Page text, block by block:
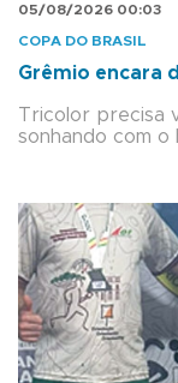
05/08/2026 00:03
COPA DO BRASIL
Grêmio encara
Tricolor precisa
sonhando com o